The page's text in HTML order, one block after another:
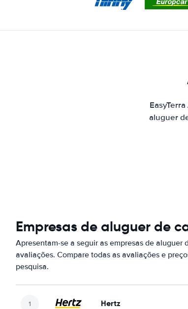
aluguer
Empresas de aluguer de
Apresentam-se a seguir as empresas de aluguer
avaliações. Compare todas as avaliações e
pesquisa.
Hertz